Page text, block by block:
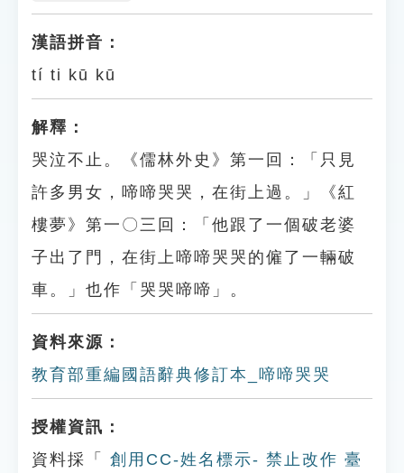
漢語拼音：
tí ti kū kū
解釋：
哭泣不止。《儒林外史》第一回：「只見
許多男女，啼啼哭哭，在街上過。」《紅
樓夢》第一〇三回：「他跟了一個破老婆
子出了門，在街上啼啼哭哭的僱了一輛破
車。」也作「哭哭啼啼」。
資料來源：
教育部重編國語辭典修訂本_啼啼哭哭
授權資訊：
資料採「
創用CC-姓名標示- 禁止改作 臺